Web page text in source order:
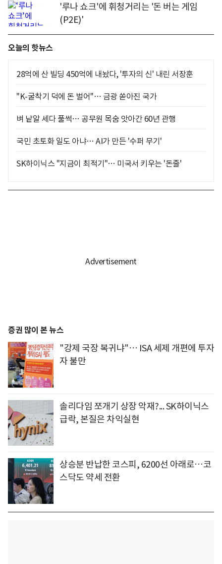
'루나 쇼크'에 휘청거리는 '돈 버는 게임
(P2E)'
오늘의 핫뉴스
28억에 산 빌딩 450억에 내놨다, '투자의 신' 내린 서장훈
"K-굴착기 덕에 돈 벌어"… 금광 쏟아진 국가
벼 낱알 세다 풀썩… 공무원 목숨 앗아간 60년 관행
국민 초토화 일도 아냐… AI가 만든 '수퍼 무기'
SK하이닉스 "지금이 최적기"… 미국서 키우는 '돈줄'
증권 많이 본 뉴스
"강제 국장 복귀냐"… ISA 세제 개편에 투자
자 불만
솔리다임 쪼개기 상장 악재?... SK하이닉스
급락, 본질은 차익실현
상승분 반납한 코스피, 6200선 아래로…코
스닥도 약세 전환